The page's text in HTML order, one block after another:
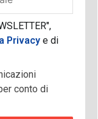
Privacy e di
conto di